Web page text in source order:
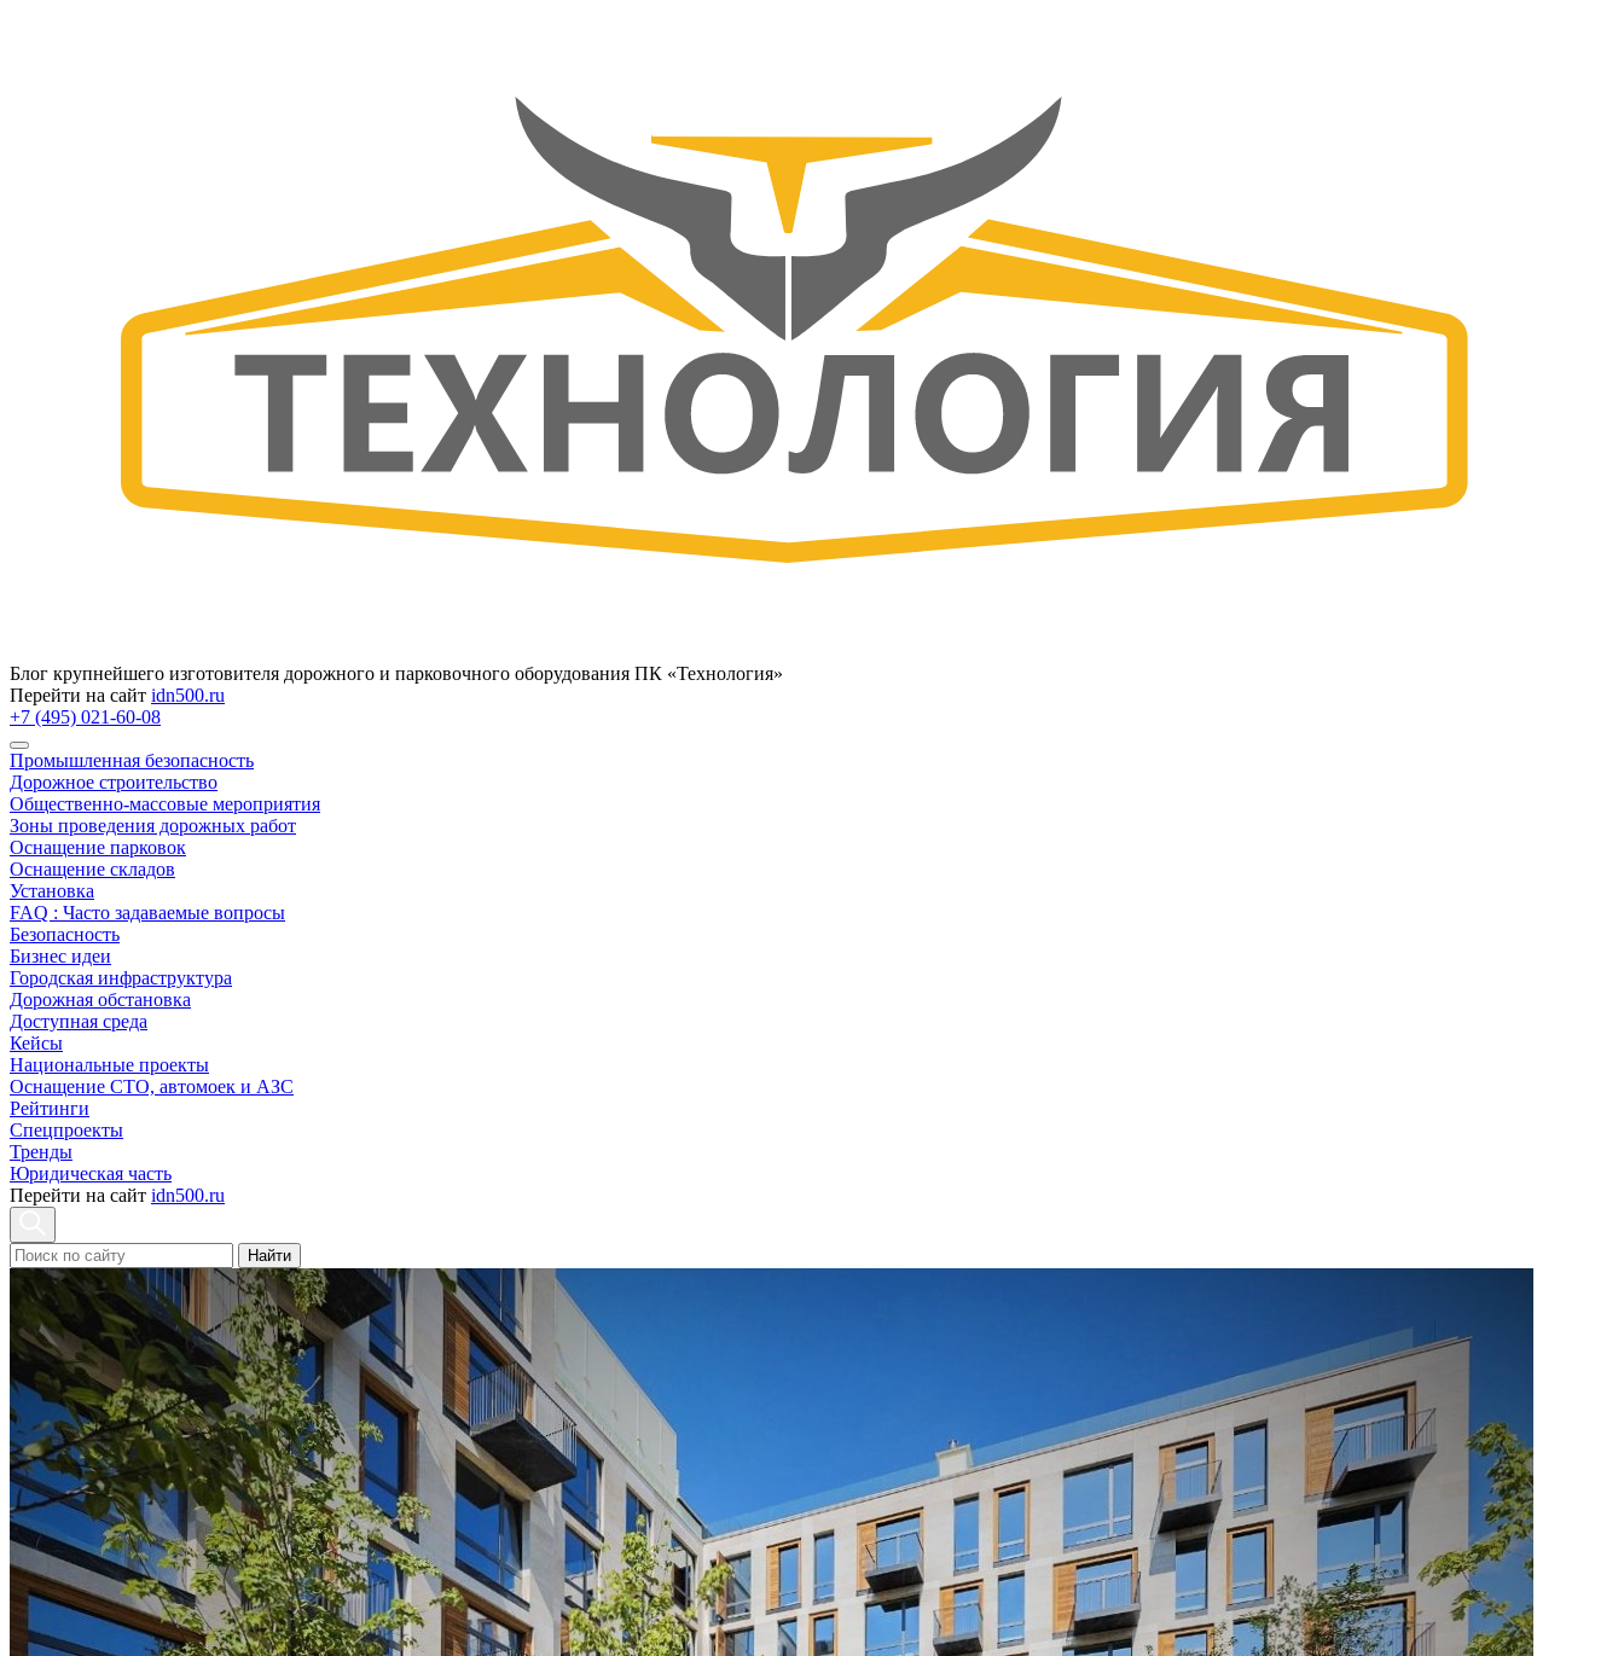
Блог крупнейшего изготовителя дорожного и парковочного оборудования ПК «Технология»
Перейти на сайт idn500.ru
+7 (495) 021-60-08
Промышленная безопасность
Дорожное строительство
Общественно‑массовые мероприятия
Зоны проведения дорожных работ
Оснащение парковок
Оснащение складов
Установка
FAQ : Часто задаваемые вопросы
Безопасность
Бизнес идеи
Городская инфраструктура
Дорожная обстановка
Доступная среда
Кейсы
Национальные проекты
Оснащение СТО, автомоек и АЗС
Рейтинги
Спецпроекты
Тренды
Юридическая часть
Перейти на сайт idn500.ru
Найти